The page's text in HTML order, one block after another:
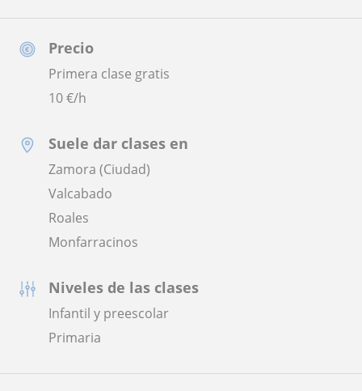
Precio
Primera clase gratis
10€/h
Suele dar clases en
Zamora (Ciudad)
Valcabado
Roales
Monfarracinos
Niveles de las clases
Infantil y preescolar
Primaria